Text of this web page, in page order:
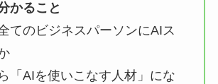
かること
てのビジネスパーソンにAIス
「AIを使いこなす人材」にな